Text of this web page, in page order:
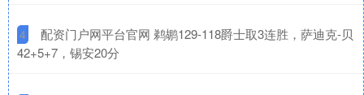
4
​配资门户网平台官网 鹈鹕129-118爵士取3连胜，萨迪克-贝
42+5+7，锡安20分